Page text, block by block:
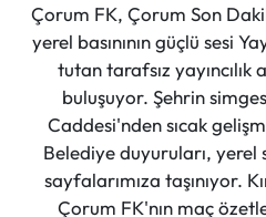
Çorum FK, Çorum Son
yerel basınının güçlü sesi
tutan tarafsız yayıncılık
buluşuyor. Şehrin
Caddesi'nden sıcak
Belediye duyuruları, yerel
sayfalarımıza taşınıyor.
Çorum FK'nın maç